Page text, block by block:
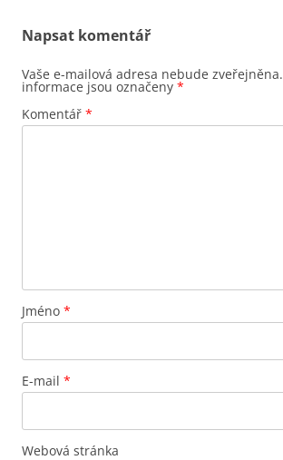
Napsat komentář
Vaše e-mailová adresa nebude zveřejněna.
informace jsou označeny *
Komentář *
Jméno *
E-mail *
Webová stránka